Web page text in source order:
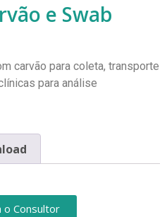
e Swab
carvão para coleta, transporte
para análise
o Consultor